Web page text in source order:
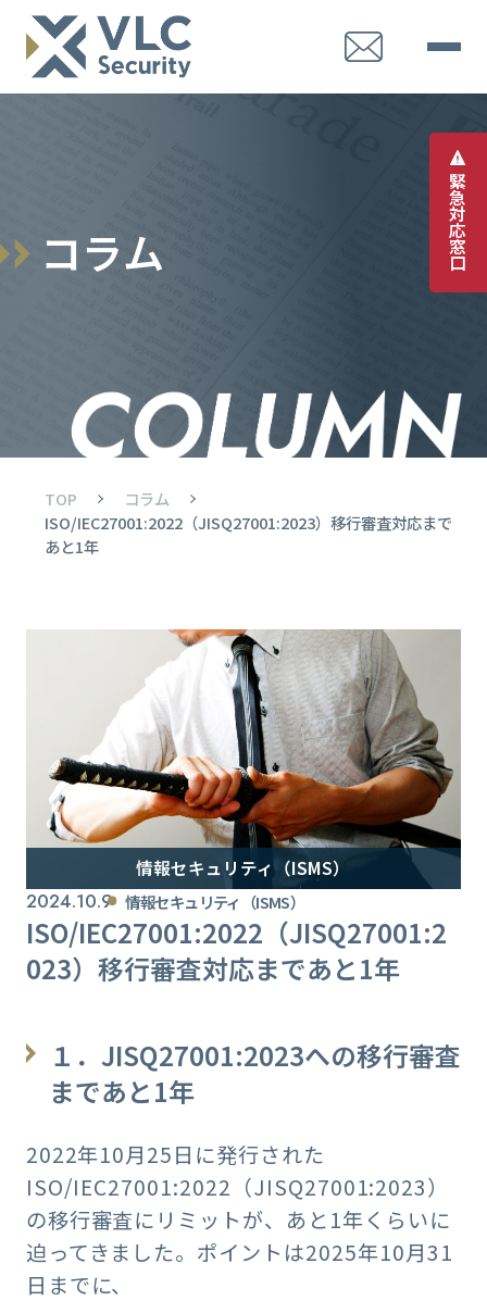
緊
急
対
応
窓
口
コラム
TOP
コラム
ISO/IEC27001:2022（JISQ27001:2023）移行審査対応まで
あと1年
情報セキュリティ（ISMS）
2024.10.9 情報セキュリティ（ISMS）
ISO/IEC27001:2022（JISQ27001:2
023）移行審査対応まであと1年
１．JISQ27001:2023への移行審査
まであと1年
2022年10月25日に発行された
ISO/IEC27001:2022（JISQ27001:2023）
の移行審査にリミットが、あと1年くらいに
迫ってきました。ポイントは2025年10月31
日までに、